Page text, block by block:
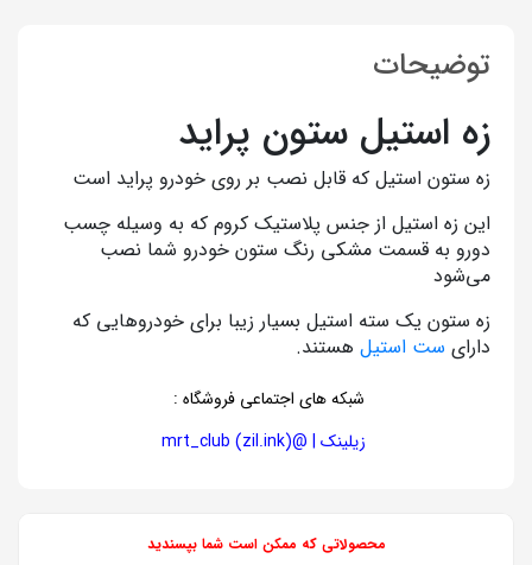
توضیحات
زه استیل ستون پراید
زه ستون استیل که قابل نصب بر روی خودرو پراید است
این زه استیل از جنس پلاستیک کروم که به وسیله چسب
دورو به قسمت مشکی رنگ ستون خودرو شما نصب
می‌شود
زه ستون یک سته استیل بسیار زیبا برای خودروهایی که
دارای ست استیل هستند.
شبکه های اجتماعی فروشگاه :
زیلینک | @mrt_club (zil.ink)
محصولاتی که ممکن است شما بپسندید